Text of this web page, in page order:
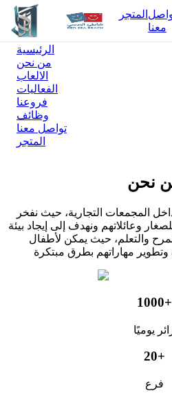
المتجر
معنا
الرئيسية
من نحن
الالعاب
الفعاليات
فروعنا
وظائف
تواصل معنا
المتجر
في
مــزيج متــــوازن
والابتكار، يسعي
بمعايير الترفيــه
مقدما نموذجاً يُجســدنحن
المجمعات التجارية، حيث نفخر
وعائلاتهم ونهدف إلى إيجاد بيئة
والتعلم، حيث يمكن لأطفال
مهاراتهم بطرق مبتكرة
1000+
يوميًا
20+
فرع